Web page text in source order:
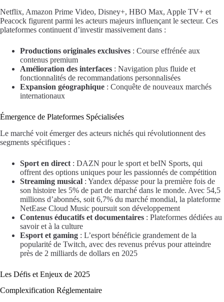
Netflix, Amazon Prime Video, Disney+, HBO Max, Apple TV+ et
Peacock figurent parmi les acteurs majeurs influençant le secteur. Ces
plateformes continuent d’investir massivement dans :
Productions originales exclusives : Course effrénée aux
contenus premium
Amélioration des interfaces : Navigation plus fluide et
fonctionnalités de recommandations personnalisées
Expansion géographique : Conquête de nouveaux marchés
internationaux
Émergence de Plateformes Spécialisées
Le marché voit émerger des acteurs nichés qui révolutionnent des
segments spécifiques :
Sport en direct : DAZN pour le sport et beIN Sports, qui
offrent des options uniques pour les passionnés de compétition
Streaming musical : Yandex dépasse pour la première fois de
son histoire les 5% de part de marché dans le monde. Avec 54,5
millions d’abonnés, soit 6,7% du marché mondial, la plateforme
NetEase Cloud Music poursuit son développement
Contenus éducatifs et documentaires : Plateformes dédiées au
savoir et à la culture
Esport et gaming : L’esport bénéficie grandement de la
popularité de Twitch, avec des revenus prévus pour atteindre
près de 2 milliards de dollars en 2025
Les Défis et Enjeux de 2025
Complexification Réglementaire